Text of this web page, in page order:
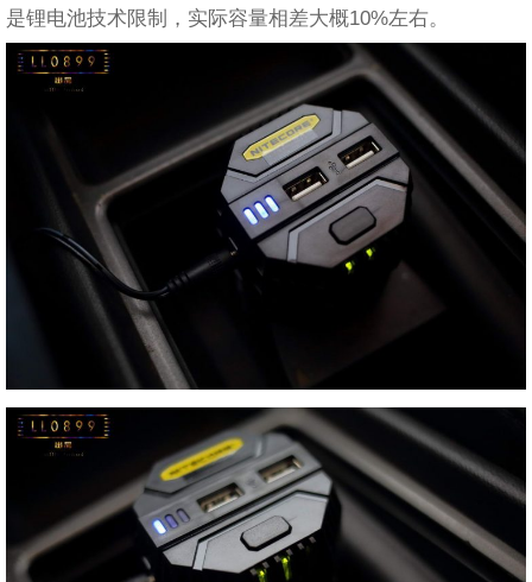
是锂电池技术限制，实际容量相差大概10%左右。